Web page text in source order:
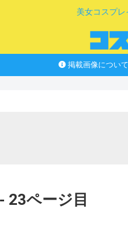
美女コスプ
掲載画像につい
23ページ目